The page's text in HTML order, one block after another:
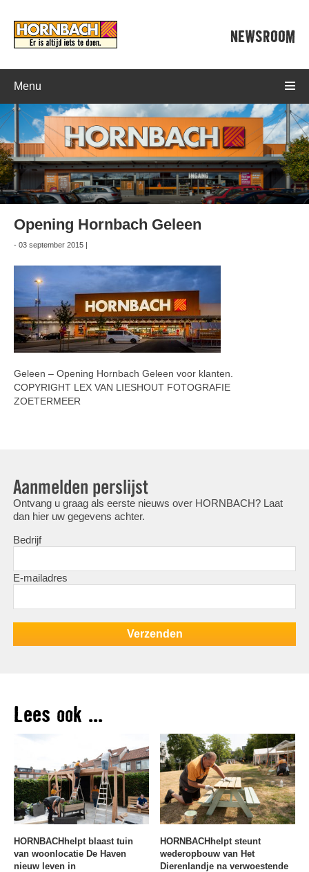
NEWSROOM
Menu
Opening Hornbach Geleen
- 03 september 2015 |
Geleen – Opening Hornbach Geleen voor klanten.
COPYRIGHT LEX VAN LIESHOUT FOTOGRAFIE
ZOETERMEER
Aanmelden perslijst
Ontvang u graag als eerste nieuws over HORNBACH? Laat
dan hier uw gegevens achter.
Bedrijf
E-mailadres
Lees ook ...
HORNBACHhelpt blaast tuin
van woonlocatie De Haven
nieuw leven in
HORNBACHhelpt steunt
wederopbouw van Het
Dierenlandje na verwoestende